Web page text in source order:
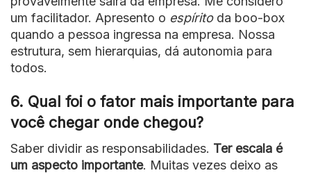
um facilitador. Apresento o espíritoda boo-box
quando a pessoa ingressa na empresa. Nossa
estrutura, sem hierarquias, dá autonomia para
todos.
6. Qual foi o fator mais importante para
você chegar onde chegou?
Saber dividir as responsabilidades. Ter escala é
um aspecto importante. Muitas vezes deixo as